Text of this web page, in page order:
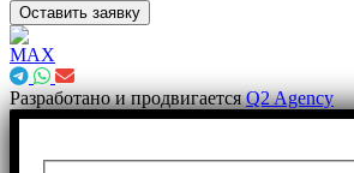
Оставить заявку
Разработано и продвигаетсяQ2 Agency